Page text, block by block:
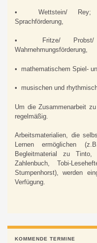
• Wettstein/ Rey;
Sprachförderung,
• Fritze/ Probst/
Wahrnehmungsförderung,
• mathematischem Spiel-
• musischen und
Um die Zusammenarbeit
regelmäßig.
Arbeitsmaterialien, die
Lernen ermöglichen
Begleitmaterial zu Tinto,
Zahlenbuch, Tobi-
Stumpenhorst), werden
Verfügung.
KOMMENDE TERMINE